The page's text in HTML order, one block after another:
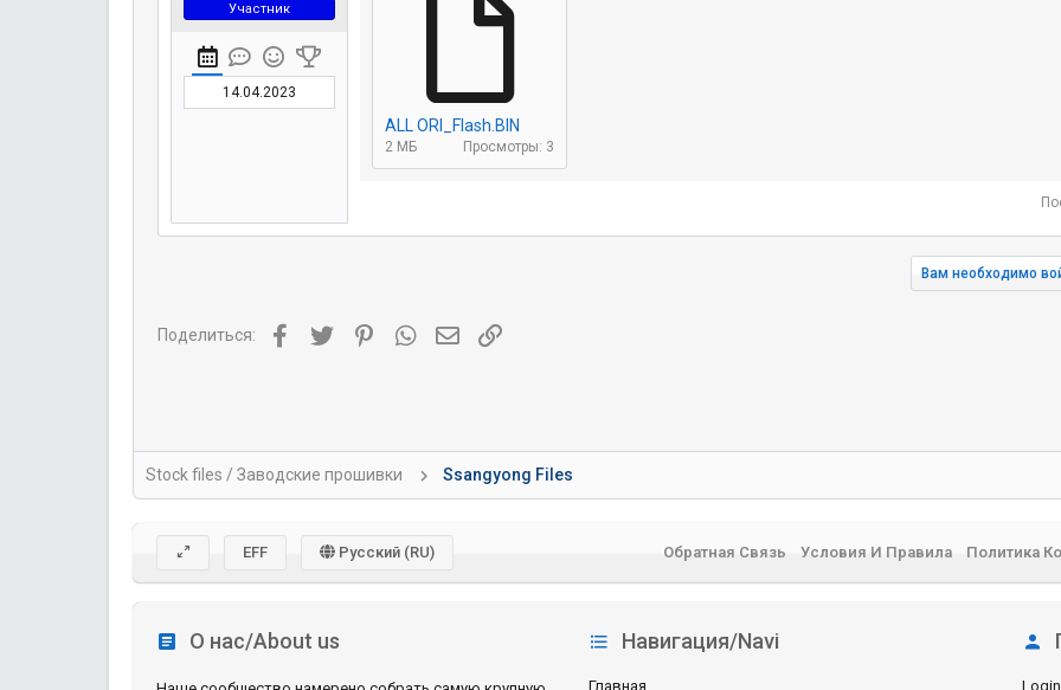
Участник
14.04.2023
ALL ORI_Flash.BIN
2 МБ Просмотры: 3
Вам необходимо
Поделиться: Facebook
Twitter PinterestWhatsAppЭлектронная почта
Ссылка
Stock files / Заводские прошивки Ssangyong Files
О нас/About us Навигация/Navi
Главная Login
EFF Русский (RU) Обратная Связь Условия И Правила Политика